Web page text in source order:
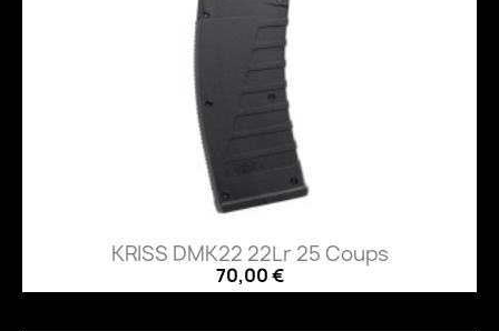
KRISS DMK22 22Lr 25 Coups
70,00 €